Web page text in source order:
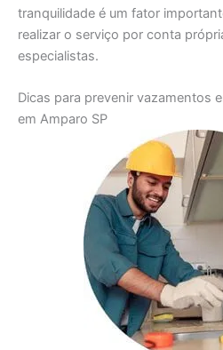
tranquilidade é um fator
realizar o serviço por conta
especialistas.
Dicas para prevenir vazamentos
em Amparo SP